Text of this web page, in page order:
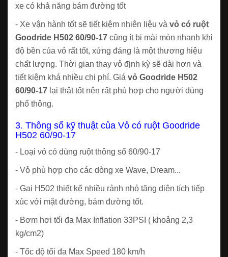
xe có khả năng bám đường tốt
- Xe vận hành tốt sẽ tiết kiệm nhiên liệu và vỏ có ruột
Goodride H502 60/90-17 cũng ít bị mài mòn nhanh khi
độ bền của vỏ rất tốt, xứng đáng là một thương hiệu
chất lượng. Thời gian thay vỏ định kỳ sẽ dài hơn và
tiết kiệm khá nhiều chi phí. Giá vỏ Goodride H502
60/90-17 lại thật tốt nên rất phù hợp cho người dùng
phổ thông.
3. Thông số kỹ thuật của Vỏ có ruột Goodride
H502 60/90-17
- Loại vỏ có dùng ruột thông số 60/90-17
- Vỏ phù hợp cho các dòng xe Wave, Dream...
- Gai H502 thiết kế nhiều rảnh nhỏ tăng diện tích tiếp
xúc với mặt đường, bám đường tốt.
- Bơm hơi tối đa Max Inflation 33PSI ( khoảng 2,3
kg/cm2)
- Tốc độ tối đa Max Speed 180 km/h